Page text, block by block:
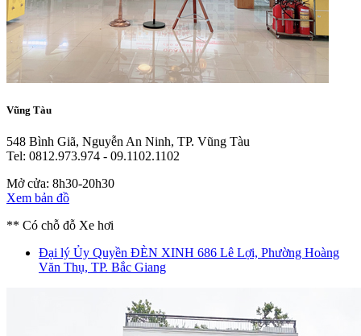
Vũng Tàu
548 Bình Giã, Nguyễn An Ninh, TP. Vũng Tàu
Tel: 0812.973.974 - 09.1102.1102
Mở cửa: 8h30-20h30
Xem bản đồ
** Có chỗ đỗ Xe hơi
Đại lý Ủy Quyền ĐÈN XINH 686 Lê Lợi, Phường Hoàng
Văn Thụ, TP. Bắc Giang